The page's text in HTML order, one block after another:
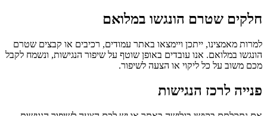
חלקים שטרם הונגשו במלואם
למרות מאמצינו, ייתכן ויימצאו באתר עמודים, רכיבים או קבצים שטרם
הונגשו במלואם. אנו עובדים באופן שוטף על שיפור הנגישות, ונשמח לקבל
מכם משוב על כל ליקוי או הצעה לשיפור.
פנייה לרכז הנגישות